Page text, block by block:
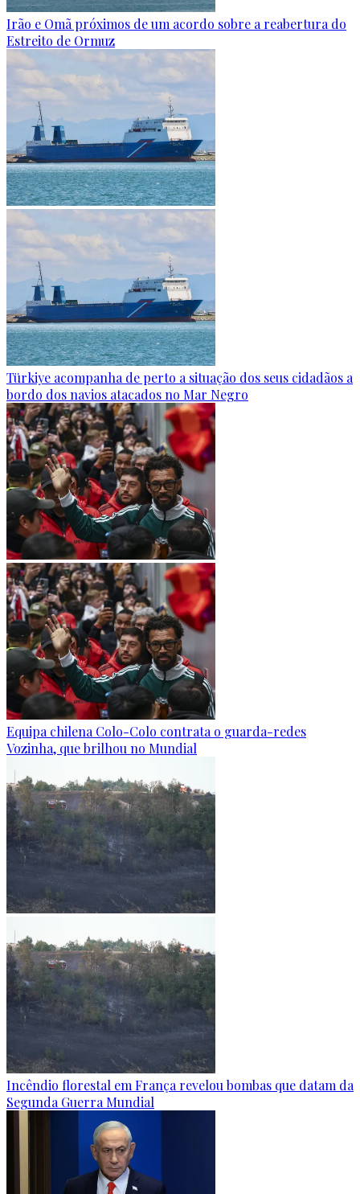
Irão e Omã próximos de um acordo sobre a reabertura do
Estreito de Ormuz
Türkiye acompanha de perto a situação dos seus cidadãos a
bordo dos navios atacados no Mar Negro
Equipa chilena Colo-Colo contrata o guarda-redes
Vozinha, que brilhou no Mundial
Incêndio florestal em França revelou bombas que datam da
Segunda Guerra Mundial